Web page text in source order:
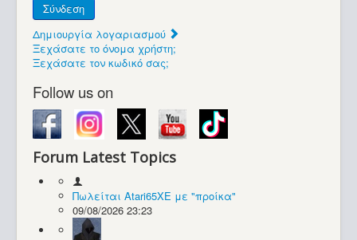
Σύνδεση
Δημιουργία λογαριασμού
Ξεχάσατε το όνομα χρήστη;
Ξεχάσατε τον κωδικό σας;
Follow us on
Forum Latest Topics
Πωλείται Atari65XE με "προίκα"
09/08/2026 23:23